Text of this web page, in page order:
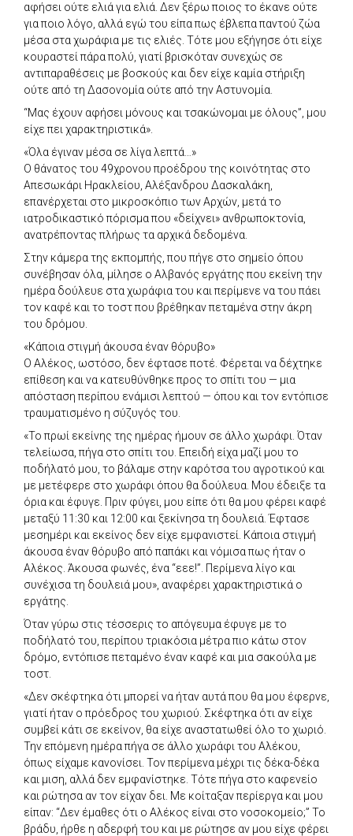
αφήσει ούτε ελιά για ελιά. Δεν ξέρω ποιος το έκανε ούτε
για ποιο λόγο, αλλά εγώ του είπα πως έβλεπα παντού ζώα
μέσα στα χωράφια με τις ελιές. Τότε μου εξήγησε ότι είχε
κουραστεί πάρα πολύ, γιατί βρισκόταν συνεχώς σε
αντιπαραθέσεις με βοσκούς και δεν είχε καμία στήριξη
ούτε από τη Δασονομία ούτε από την Αστυνομία.
“Μας έχουν αφήσει μόνους και τσακώνομαι με όλους”, μου
είχε πει χαρακτηριστικά».
«Όλα έγιναν μέσα σε λίγα λεπτά…»
Ο θάνατος του 49χρονου προέδρου της κοινότητας στο
Απεσωκάρι Ηρακλείου, Αλέξανδρου Δασκαλάκη,
επανέρχεται στο μικροσκόπιο των Αρχών, μετά το
ιατροδικαστικό πόρισμα που «δείχνει» ανθρωποκτονία,
ανατρέποντας πλήρως τα αρχικά δεδομένα.
Στην κάμερα της εκπομπής, που πήγε στο σημείο όπου
συνέβησαν όλα, μίλησε ο Αλβανός εργάτης που εκείνη την
ημέρα δούλευε στα χωράφια του και περίμενε να του πάει
τον καφέ και το τοστ που βρέθηκαν πεταμένα στην άκρη
του δρόμου.
«Κάποια στιγμή άκουσα έναν θόρυβο»
Ο Αλέκος, ωστόσο, δεν έφτασε ποτέ. Φέρεται να δέχτηκε
επίθεση και να κατευθύνθηκε προς το σπίτι του — μια
απόσταση περίπου ενάμισι λεπτού — όπου και τον εντόπισε
τραυματισμένο η σύζυγός του.
«Το πρωί εκείνης της ημέρας ήμουν σε άλλο χωράφι. Όταν
τελείωσα, πήγα στο σπίτι του. Επειδή είχα μαζί μου το
ποδήλατό μου, το βάλαμε στην καρότσα του αγροτικού και
με μετέφερε στο χωράφι όπου θα δούλευα. Μου έδειξε τα
όρια και έφυγε. Πριν φύγει, μου είπε ότι θα μου φέρει καφέ
μεταξύ 11:30 και 12:00 και ξεκίνησα τη δουλειά. Έφτασε
μεσημέρι και εκείνος δεν είχε εμφανιστεί. Κάποια στιγμή
άκουσα έναν θόρυβο από παπάκι και νόμισα πως ήταν ο
Αλέκος. Άκουσα φωνές, ένα “εεε!”. Περίμενα λίγο και
συνέχισα τη δουλειά μου», αναφέρει χαρακτηριστικά ο
εργάτης.
Όταν γύρω στις τέσσερις το απόγευμα έφυγε με το
ποδήλατό του, περίπου τριακόσια μέτρα πιο κάτω στον
δρόμο, εντόπισε πεταμένο έναν καφέ και μια σακούλα με
τοστ.
«Δεν σκέφτηκα ότι μπορεί να ήταν αυτά που θα μου έφερνε,
γιατί ήταν ο πρόεδρος του χωριού. Σκέφτηκα ότι αν είχε
συμβεί κάτι σε εκείνον, θα είχε αναστατωθεί όλο το χωριό.
Την επόμενη ημέρα πήγα σε άλλο χωράφι του Αλέκου,
όπως είχαμε κανονίσει. Τον περίμενα μέχρι τις δέκα-δέκα
και μιση, αλλά δεν εμφανίστηκε. Τότε πήγα στο καφενείο
και ρώτησα αν τον είχαν δει. Με κοίταξαν περίεργα και μου
είπαν: “Δεν έμαθες ότι ο Αλέκος είναι στο νοσοκομείο;” Το
βράδυ, ήρθε η αδερφή του και με ρώτησε αν μου είχε φέρει